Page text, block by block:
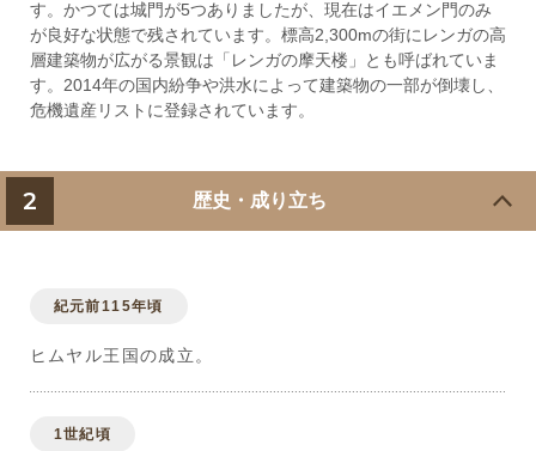
す。かつては城門が5つありましたが、現在はイエメン門のみ
が良好な状態で残されています。標高2,300mの街にレンガの高
層建築物が広がる景観は「レンガの摩天楼」とも呼ばれていま
す。2014年の国内紛争や洪水によって建築物の一部が倒壊し、
危機遺産リストに登録されています。
2 歴史・成り立ち
紀元前115年頃
ヒムヤル王国の成立。
1世紀頃